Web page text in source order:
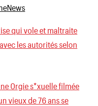
qui vole et maltraite
les autorités selon
0rgie s*xuelle filmée
vieux de 76 ans se